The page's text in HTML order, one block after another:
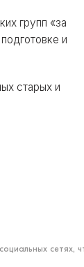
групп «за
и
старых и
сетях,